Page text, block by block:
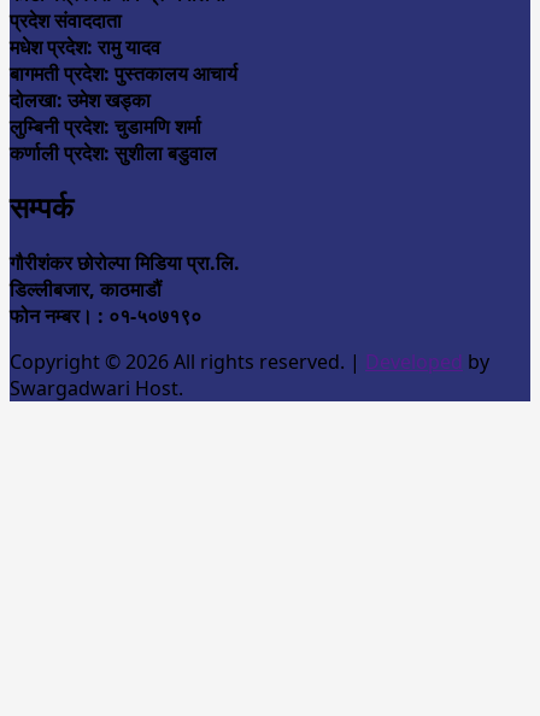
प्रदेश संवाददाता
मधेश प्रदेश: रामु यादव
बागमती प्रदेश: पुस्तकालय आचार्य
दोलखा: उमेश खड्का
लुम्बिनी प्रदेश: चुडामणि शर्मा
कर्णाली प्रदेश: सुशीला बडुवाल
सम्पर्क
गौरीशंकर छोरोल्पा मिडिया प्रा.लि.
डिल्लीबजार, काठमाडौं
फोन नम्बर। : ०१-५०७१९०
Copyright © 2026 All rights reserved. | Developed by
Swargadwari Host.